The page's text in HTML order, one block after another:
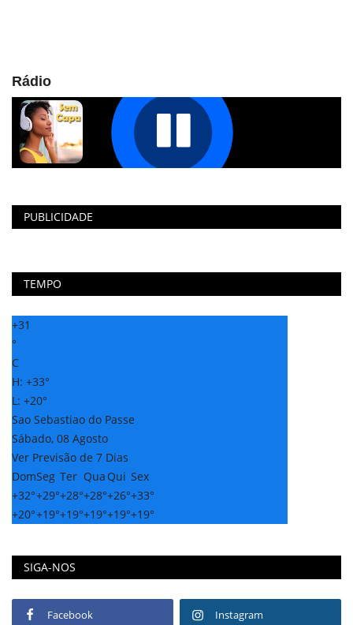
Rádio
PUBLICIDADE
TEMPO
+31
°
C
H: +33°
L: +20°
Sao Sebastiao do Passe
Sábado, 08 Agosto
Ver Previsão de 7 Dias
DomSeg Ter Qua Qui Sex
+32°+29°+28°+28°+26°+33°
+20°+19°+19°+19°+19°+19°
SIGA-NOS
Facebook Instagram